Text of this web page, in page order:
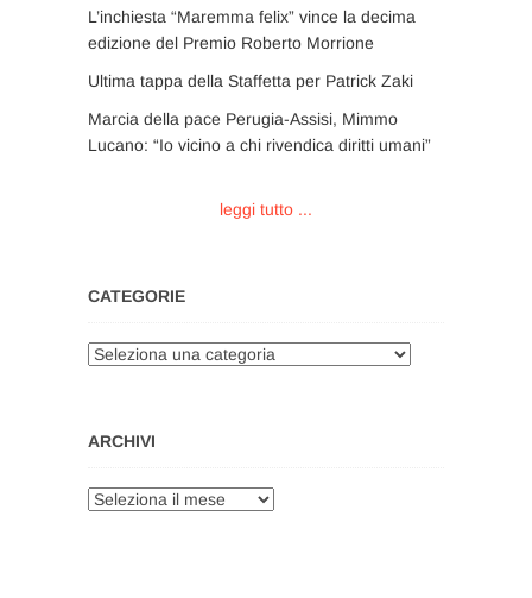
L’inchiesta “Maremma felix” vince la decima
edizione del Premio Roberto Morrione
Ultima tappa della Staffetta per Patrick Zaki
Marcia della pace Perugia-Assisi, Mimmo
Lucano: “Io vicino a chi rivendica diritti umani”
leggi tutto ...
CATEGORIE
Categorie
ARCHIVI
Archivi